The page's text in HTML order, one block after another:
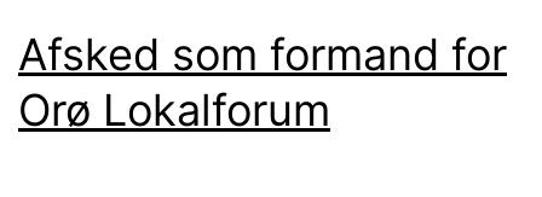
Afsked som formand for
Orø Lokalforum